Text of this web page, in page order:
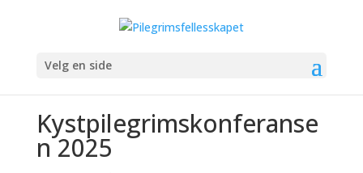
Velg en side
Kystpilegrimskonferanse
n 2025